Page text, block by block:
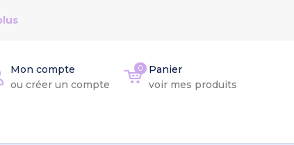
Mon compte
ou créer un compte
0
Panier
voir mes produits